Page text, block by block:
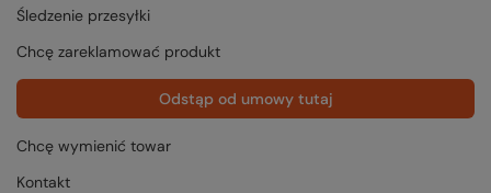
Śledzenie przesyłki
Chcę zareklamować produkt
Odstąp od umowy tutaj
Chcę wymienić towar
Kontakt